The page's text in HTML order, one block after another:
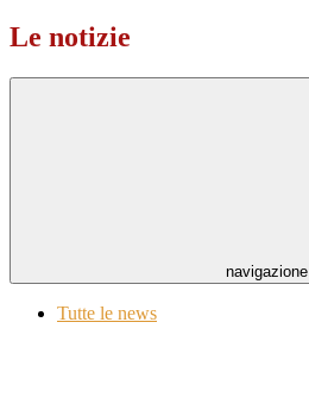
Le notizie
navigazione
Tutte le news